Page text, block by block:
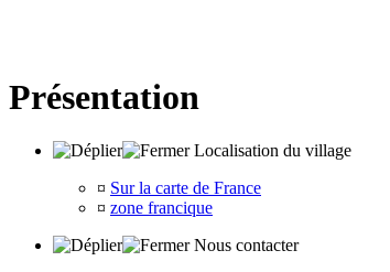
Présentation
Localisation du village
¤ Sur la carte de France
¤ zone francique
Nous contacter